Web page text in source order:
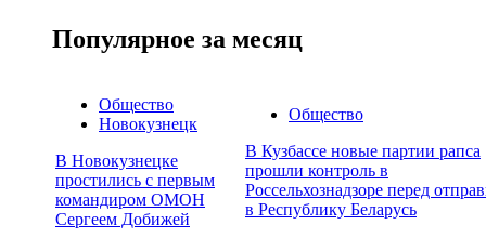
Популярное за месяц
Общество
Новокузнецк
В Новокузнецке
простились с первым
командиром ОМОН
Сергеем Добижей
Общество
В Кузбассе новые партии рапса
прошли контроль в
Россельхознадзоре перед
в Республику Беларусь